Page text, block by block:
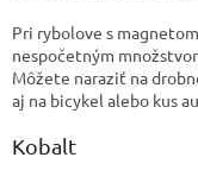
Pri rybolove s
nespočetným
Môžete naraziť na
aj na bicykel alebo kus
Kobalt